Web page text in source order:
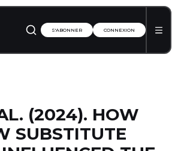
S'ABONNER CONNEXION
(2024). HOW
SUBSTITUTE